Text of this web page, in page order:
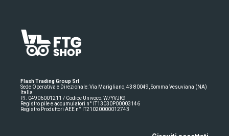
Flash Trading Group Srl
Sede Operativa e Direzionale: Via Marigliano, 43 80049, Somma Vesuviana (NA)
Italia
P.I. 04906001211 / Codice Univoco: W7YVJK9
Registro pile e accumulatori n° IT13030P00003146
Registro Produttori AEE n° IT21020000012743